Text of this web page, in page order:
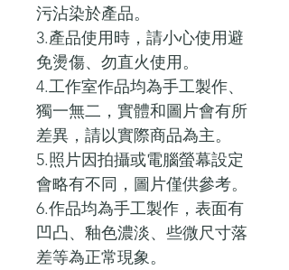
污沾染於產品。
3.產品使用時，請小心使用避
免燙傷、勿直火使用。
4.工作室作品均為手工製作、
獨一無二，實體和圖片會有所
差異，請以實際商品為主。
5.照片因拍攝或電腦螢幕設定
會略有不同，圖片僅供參考。
6.作品均為手工製作，表面有
凹凸、釉色濃淡、些微尺寸落
差等為正常現象。